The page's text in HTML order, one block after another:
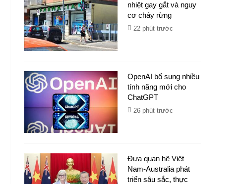
nhiệt gay gắt và nguy
cơ cháy rừng
22 phút trước
OpenAI bổ sung nhiều
tính năng mới cho
ChatGPT
26 phút trước
Đưa quan hệ Việt
Nam-Australia phát
triển sâu sắc, thực